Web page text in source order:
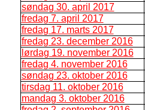
søndag 30. april 2017
fredag 7. april 2017
fredag 17. marts 2017
fredag 23. december 2016
lørdag 19. november 2016
fredag 4. november 2016
søndag 23. oktober 2016
tirsdag 11. oktober 2016
mandag 3. oktober 2016